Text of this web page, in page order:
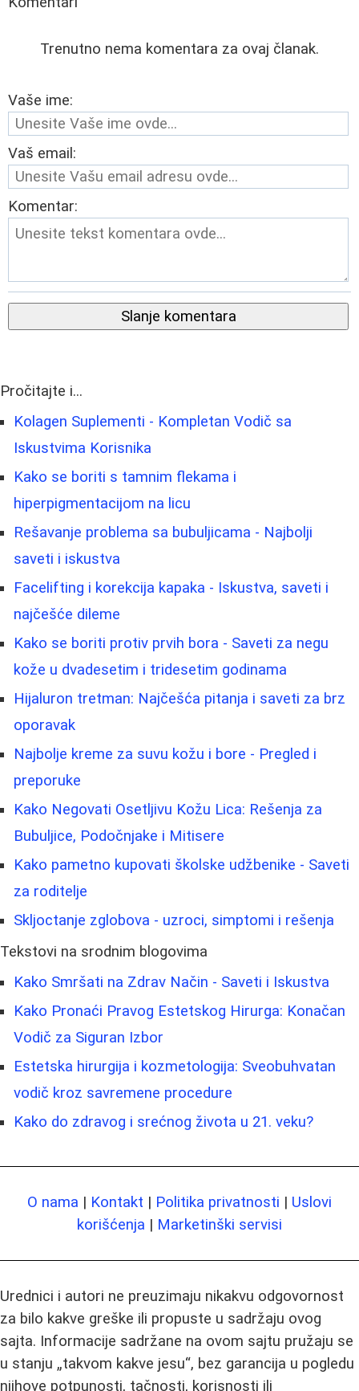
Trenutno nema komentara za ovaj članak.
Vaše ime:
Vaš email:
Komentar:
Slanje komentara
Pročitajte i...
Kolagen Suplementi - Kompletan Vodič sa
Iskustvima Korisnika
Kako se boriti s tamnim flekama i
hiperpigmentacijom na licu
Rešavanje problema sa bubuljicama - Najbolji
saveti i iskustva
Facelifting i korekcija kapaka - Iskustva, saveti i
najčešće dileme
Kako se boriti protiv prvih bora - Saveti za negu
kože u dvadesetim i tridesetim godinama
Hijaluron tretman: Najčešća pitanja i saveti za brz
oporavak
Najbolje kreme za suvu kožu i bore - Pregled i
preporuke
Kako Negovati Osetljivu Kožu Lica: Rešenja za
Bubuljice, Podočnjake i Mitisere
Kako pametno kupovati školske udžbenike - Saveti
za roditelje
Skljoctanje zglobova - uzroci, simptomi i rešenja
Tekstovi na srodnim blogovima
Kako Smršati na Zdrav Način - Saveti i Iskustva
Kako Pronaći Pravog Estetskog Hirurga: Konačan
Vodič za Siguran Izbor
Estetska hirurgija i kozmetologija: Sveobuhvatan
vodič kroz savremene procedure
Kako do zdravog i srećnog života u 21. veku?
O nama | Kontakt | Politika privatnosti | Uslovi
korišćenja | Marketinški servisi
Urednici i autori ne preuzimaju nikakvu odgovornost
za bilo kakve greške ili propuste u sadržaju ovog
sajta. Informacije sadržane na ovom sajtu pružaju se
u stanju „takvom kakve jesu“, bez garancija u pogledu
njihove potpunosti, tačnosti, korisnosti ili